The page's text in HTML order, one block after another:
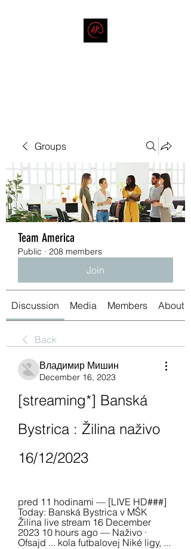
Groups
Team America
Public · 208 members
Join
Discussion Media Members About
Back
Владимир Мишин
December 16, 2023
[streaming*] Banská
Bystrica : Žilina naživo
16/12/2023
pred 11 hodinami — [LIVE HD###]
Today: Banská Bystrica v MŠK
Žilina live stream 16 December
2023 10 hours ago — Naživo ·
Ofsajd ... kola futbalovej Niké ligy, ...